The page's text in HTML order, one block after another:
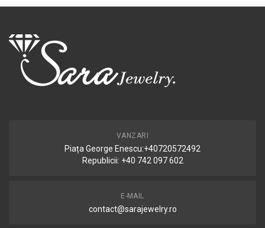
VANZARI
Piața George Enescu:+40720572492
Republicii: +40 742 097 602
E-MAIL
contact@sarajewelry.ro